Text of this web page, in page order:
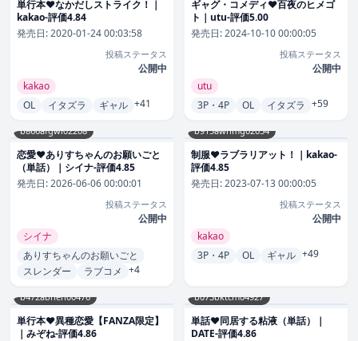
単行本❤なかだしストライク！｜
kakao-評価4.84
発売日:2020-01-24 00:03:58
投稿ステータス
公開中
kakao
OL
イタズラ ギャル +41
ギャグ・コメディ❤百夜のヒメゴ
ト｜utu-評価5.00
発売日:2024-10-10 00:00:05
投稿ステータス
公開中
utu
3P・4P
OL イタズラ +59
b866afgwi02208
恋愛❤ありすちゃんのお願いごと
（単話）｜シイナ-評価4.85
発売日:2026-06-06 00:00:01
投稿ステータス
公開中
シイナ
ありすちゃんのお願いごと
スレンダー
ラブコメ +4
b915awnmg02054
制服❤ラブラリアット！｜kakao-
評価4.85
発売日:2023-07-13 00:00:05
投稿ステータス
公開中
kakao
3P・4P
OL ギャル +49
b472abnen00476
単行本❤異種恋愛【FANZA限定】
｜みぞね-評価4.86
b073bktcm04927
単話❤同居する粘液（単話）｜
DATE-評価4.86